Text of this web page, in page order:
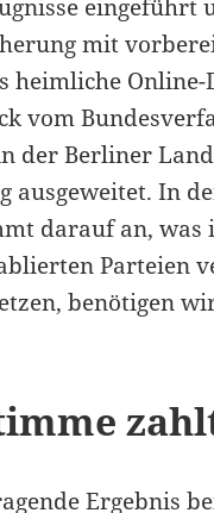
eingeführt
mit
heimliche
vom
der Berliner
ausgeweitet. In
darauf an, was
Parteien
benötigen
Ergebnis